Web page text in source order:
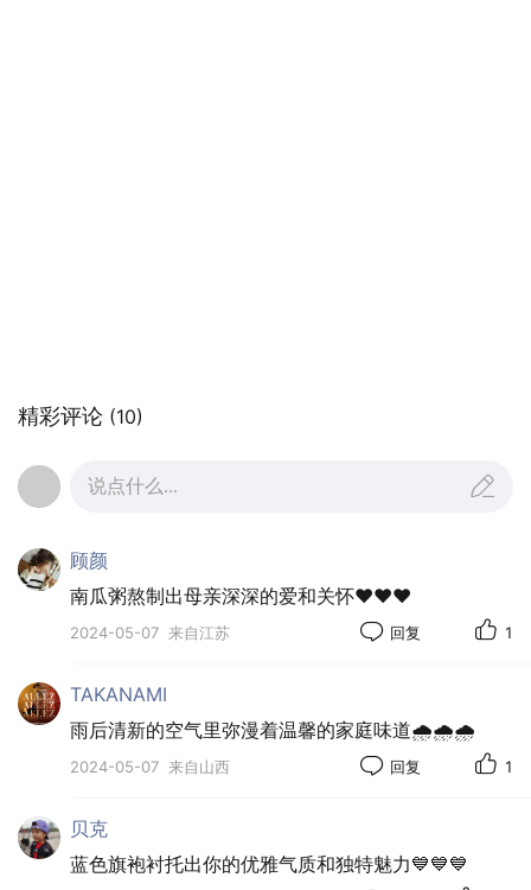
精彩评论 (10)
说点什么...
顾颜
南瓜粥熬制出母亲深深的爱和关怀❤️❤️❤️
2024-05-07 来自江苏 回复 1
TAKANAMI
雨后清新的空气里弥漫着温馨的家庭味道🌧️🌧️🌧️
2024-05-07 来自山西 回复 1
贝克
蓝色旗袍衬托出你的优雅气质和独特魅力💙💙💙